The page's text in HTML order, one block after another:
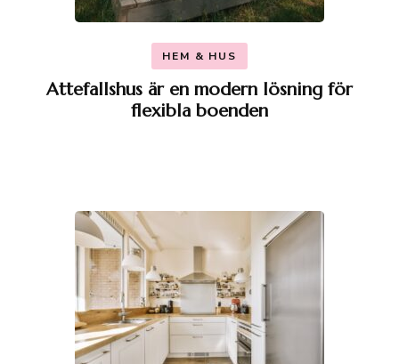
HEM & HUS
Attefallshus är en modern lösning för
flexibla boenden